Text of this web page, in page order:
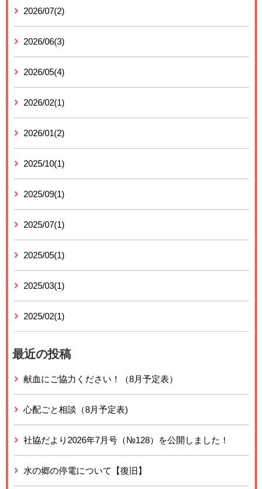
2026/07(2)
2026/06(3)
2026/05(4)
2026/02(1)
2026/01(2)
2025/10(1)
2025/09(1)
2025/07(1)
2025/05(1)
2025/03(1)
2025/02(1)
最近の投稿
献血にご協力ください！（8月予定表）
心配ごと相談（8月予定表)
社協だより2026年7月号（№128）を公開しました！
水の郷の停電について【復旧】